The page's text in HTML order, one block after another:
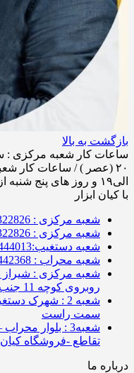
بازگشت به بالا
الی۱۹ و روز های پنج شنبه از ساعت 8:30 الی 13:30
با کیان ابزار
شعبه مرکزی : 07132322826
شعبه مرکزی : 09332322826
شعبه دستغیب:07137444013
شعبه محراب : 09014442368
شعبه مرکزی : شیراز
روبروی کوچه 11 جنب کیان چوب
سمت راست
شعبه3 : بلوار
تقاطع -فروشگاه کیان
درباره ما